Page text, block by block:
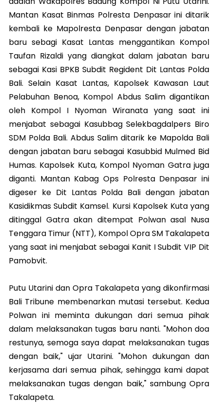
Mantan Kasat Binmas Polresta Denpasar ini ditarik
kembali ke Mapolresta Denpasar dengan jabatan
baru sebagi Kasat Lantas menggantikan Kompol
Taufan Rizaldi yang diangkat dalam jabatan baru
sebagai Kasi BPKB Subdit Regident Dit Lantas Polda
Bali. Selain Kasat Lantas, Kapolsek Kawasan Laut
Pelabuhan Benoa, Kompol Abdus Salim digantikan
oleh Kompol I Nyoman Wiranata yang saat ini
menjabat sebagai Kasubbag Selekbagdalpers Biro
SDM Polda Bali. Abdus Salim ditarik ke Mapolda Bali
dengan jabatan baru sebagai Kasubbid Mulmed Bid
Humas. Kapolsek Kuta, Kompol Nyoman Gatra juga
diganti. Mantan Kabag Ops Polresta Denpasar ini
digeser ke Dit Lantas Polda Bali dengan jabatan
Kasidikmas Subdit Kamsel. Kursi Kapolsek Kuta yang
ditinggal Gatra akan ditempat Polwan asal Nusa
Tenggara Timur (NTT), Kompol Opra SM Takalapeta
yang saat ini menjabat sebagai Kanit I Subdit VIP Dit
Pamobvit.
Putu Utarini dan Opra Takalapeta yang dikonfirmasi
Bali Tribune membenarkan mutasi tersebut. Kedua
Polwan ini meminta dukungan dari semua pihak
dalam melaksanakan tugas baru nanti. "Mohon doa
restunya, semoga saya dapat melaksanakan tugas
dengan baik," ujar Utarini. "Mohon dukungan dan
kerjasama dari semua pihak, sehingga kami dapat
melaksanakan tugas dengan baik," sambung Opra
Takalapeta.